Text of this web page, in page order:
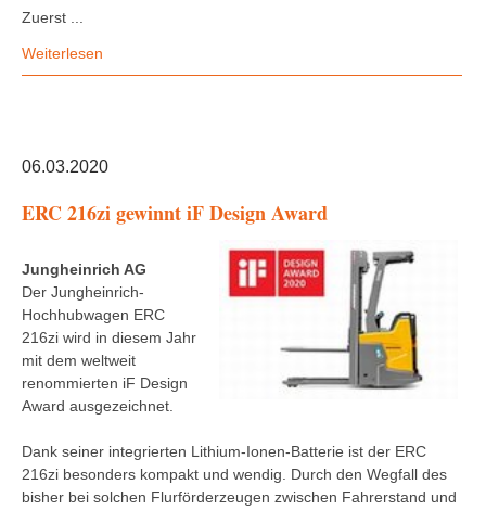
Zuerst ...
Weiterlesen
06.03.2020
ERC 216zi gewinnt iF Design Award
Jungheinrich AG
Der Jungheinrich-
Hochhubwagen ERC
216zi wird in diesem Jahr
mit dem weltweit
renommierten iF Design
Award ausgezeichnet.
Dank seiner integrierten Lithium-Ionen-Batterie ist der ERC
216zi besonders kompakt und wendig. Durch den Wegfall des
bisher bei solchen Flurförderzeugen zwischen Fahrerstand und